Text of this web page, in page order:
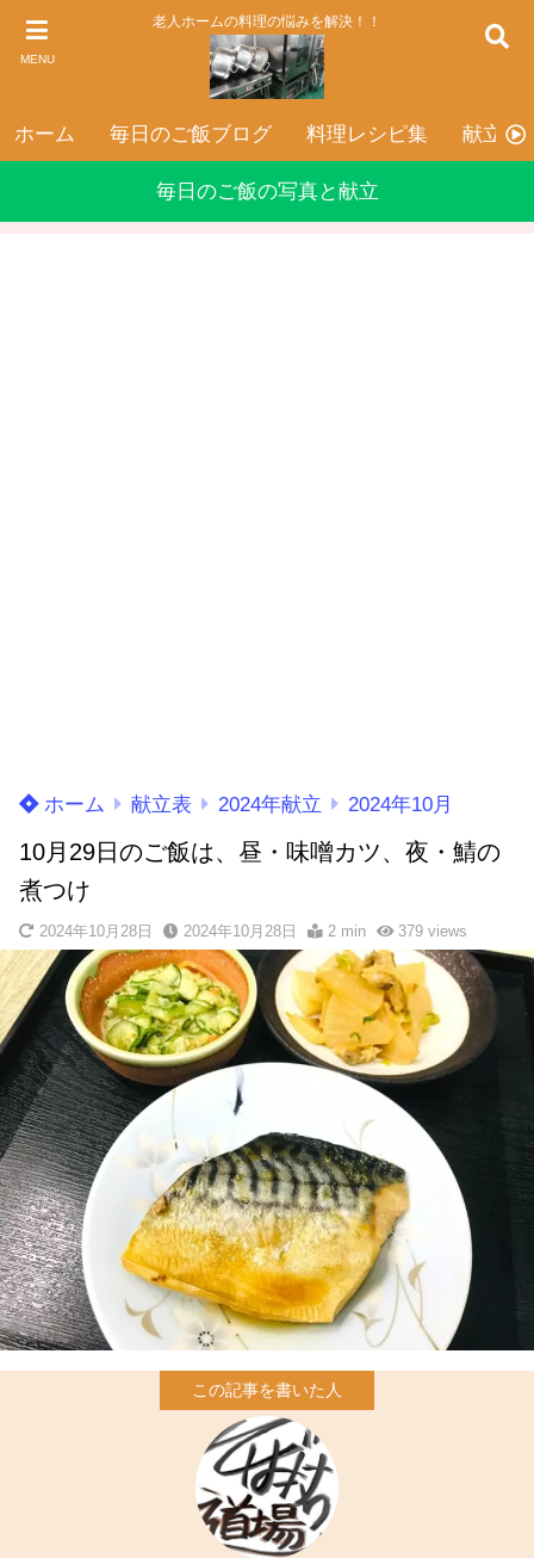
MENU
老人ホームの料理の悩みを解決！！
ホーム 毎日のご飯ブログ 料理レシピ集 献立表
毎日のご飯の写真と献立
ホーム 献立表 2024年献立 2024年10月
10月29日のご飯は、昼・味噌カツ、夜・鯖の
煮つけ
2024年10月28日 2024年10月28日 2 min 379views